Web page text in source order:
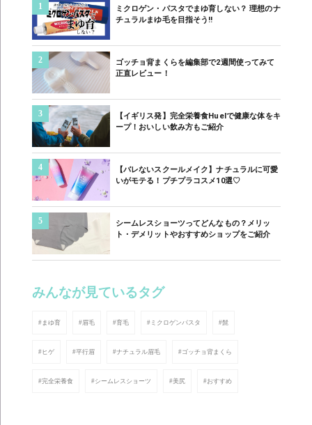
1
ミクロゲン・パスタでまゆ育しない？ 理想のナ
チュラルまゆ毛を目指そう‼︎
2
ゴッチョ背まくらを編集部で2週間使ってみて
正直レビュー！
3
【イギリス発】完全栄養食Huelで健康な体をキ
ープ！おいしい飲み方もご紹介
4
【バレないスクールメイク】ナチュラルに可愛
いがモテる！プチプラコスメ10選♡
5
シームレスショーツってどんなもの？メリッ
ト・デメリットやおすすめショップをご紹介
みんなが見ているタグ
#まゆ育 #眉毛 #育毛 #ミクロゲンパスタ #髭
#ヒゲ #平行眉 #ナチュラル眉毛 #ゴッチョ背まくら
#完全栄養食 #シームレスショーツ #美尻 #おすすめ